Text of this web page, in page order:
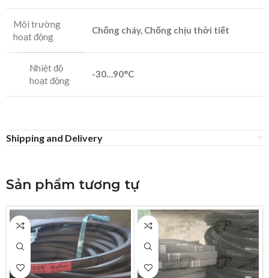
Môi trường
hoạt động
Chống cháy, Chống chịu thời tiết
Nhiệt độ
hoạt động
-30…90°C
Shipping and Delivery
Sản phẩm tương tự